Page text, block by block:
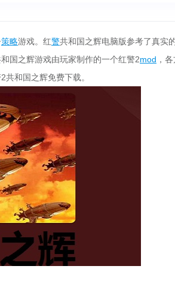
策略游戏。红警共和国之辉电脑版参考了真实
国之辉游戏由玩家制作的一个红警2mod ，
和国之辉免费下载。